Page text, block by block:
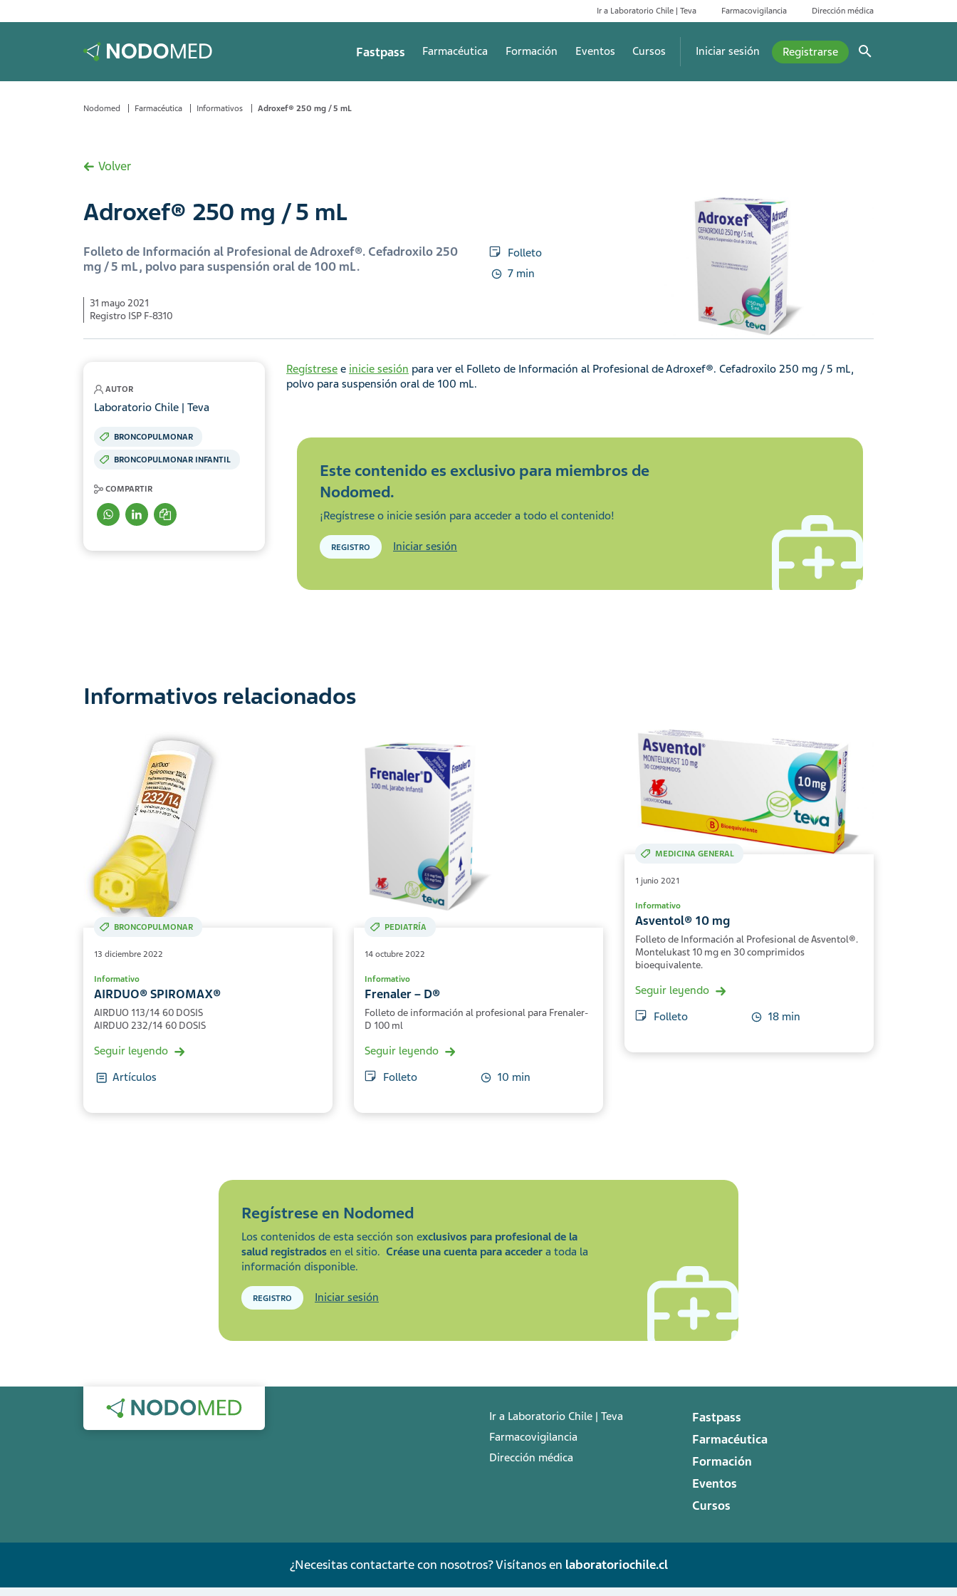
Ir a Laboratorio Chile | Teva Farmacovigilancia Dirección médica
Fastpass Farmacéutica Formación Eventos Cursos Iniciar sesión Registrarse
Nodomed Farmacéutica Informativos Adroxef® 250 mg / 5 mL
Volver
Adroxef® 250 mg / 5 mL
Folleto de Información al Profesional de Adroxef®. Cefadroxilo 250
mg / 5 mL, polvo para suspensión oral de 100 mL.
31 mayo 2021
Registro ISP F-8310
Folleto
7 min
AUTOR
Laboratorio Chile | Teva
BRONCOPULMONAR
BRONCOPULMONAR INFANTIL
COMPARTIR
Regístrese e inicie sesión para ver el Folleto de Información al Profesional de Adroxef®. Cefadroxilo 250 mg / 5 mL,
polvo para suspensión oral de 100 mL.
Este contenido es exclusivo para miembros de
Nodomed.
¡Regístrese o inicie sesión para acceder a todo el contenido!
REGISTRO Iniciar sesión
Informativos relacionados
BRONCOPULMONAR
13 diciembre 2022
Informativo
AIRDUO® SPIROMAX®
AIRDUO 113/14 60 DOSIS
AIRDUO 232/14 60 DOSIS
Seguir leyendo
Artículos
PEDIATRÍA
14 octubre 2022
Informativo
Frenaler – D®
Folleto de información al profesional para Frenaler-
D 100 ml
Seguir leyendo
Folleto
10 min
MEDICINA GENERAL
1 junio 2021
Informativo
Asventol® 10 mg
Folleto de Información al Profesional de Asventol®.
Montelukast 10 mg en 30 comprimidos
bioequivalente.
Seguir leyendo
Folleto
18 min
Regístrese en Nodomed
Los contenidos de esta sección son exclusivos para profesional de la
salud registrados en el sitio. Créase una cuenta para acceder a toda la
información disponible.
REGISTRO Iniciar sesión
Ir a Laboratorio Chile | Teva
Farmacovigilancia
Dirección médica
Fastpass
Farmacéutica
Formación
Eventos
Cursos
¿Necesitas contactarte con nosotros? Visítanos en laboratoriochile.cl